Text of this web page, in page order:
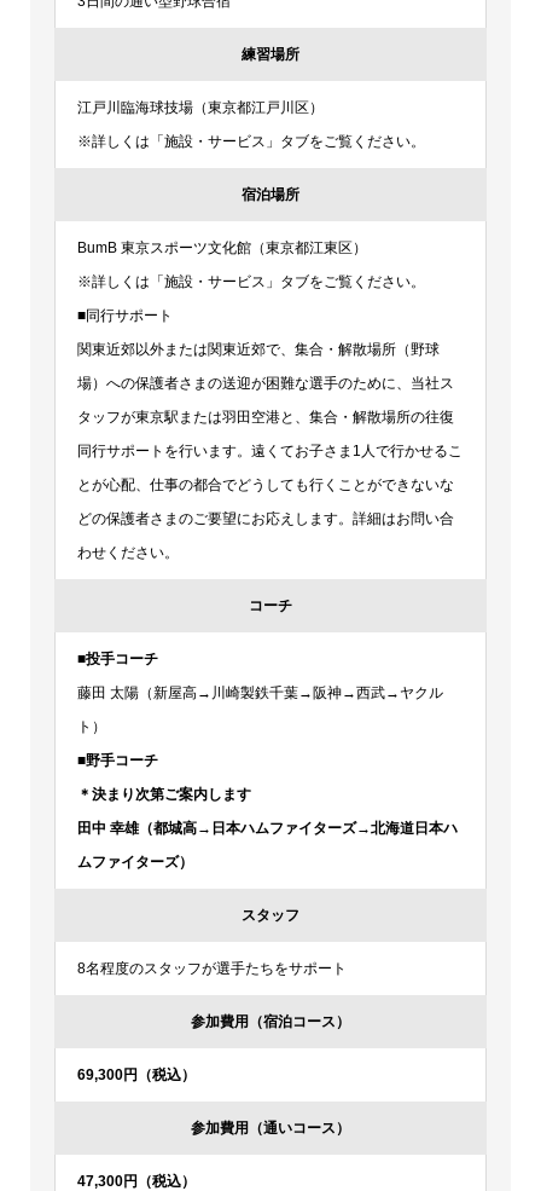
練習場所
江戸川臨海球技場（東京都江戸川区）
※詳しくは「施設・サービス」タブをご覧ください。
宿泊場所
BumB 東京スポーツ文化館（東京都江東区）
※詳しくは「施設・サービス」タブをご覧ください。
■同行サポート
関東近郊以外または関東近郊で、集合・解散場所（野球
場）への保護者さまの送迎が困難な選手のために、当社ス
タッフが東京駅または羽田空港と、集合・解散場所の往復
同行サポートを行います。遠くてお子さま1人で行かせるこ
とが心配、仕事の都合でどうしても行くことができないな
どの保護者さまのご要望にお応えします。詳細はお問い合
わせください。
コーチ
■投手コーチ
藤田 太陽（新屋高→川崎製鉄千葉→阪神→西武→ヤクル
ト）
■野手コーチ
＊決まり次第ご案内します
田中 幸雄（都城高→日本ハムファイターズ→北海道日本ハ
ムファイターズ）
スタッフ
8名程度のスタッフが選手たちをサポート
参加費用（宿泊コース）
69,300円（税込）
参加費用（通いコース）
47,300円（税込）